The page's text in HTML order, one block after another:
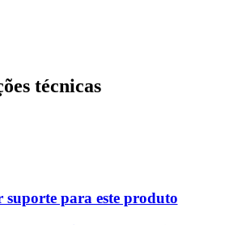
técnicas
suporte para este produto